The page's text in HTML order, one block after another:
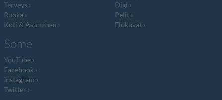
Terveys
Ruoka
Koti & Asuminen
Digi
Pelit
Elokuvat
Some
YouTube
Facebook
Instagram
Twitter